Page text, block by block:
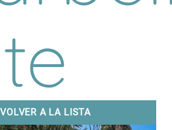
VOLVER A LA LISTA